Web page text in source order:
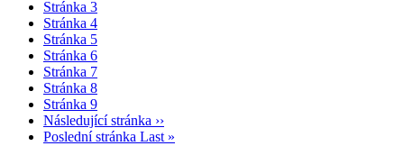
Stránka 3
Stránka 4
Stránka 5
Stránka 6
Stránka 7
Stránka 8
Stránka 9
Následující stránka ››
Poslední stránka Last »